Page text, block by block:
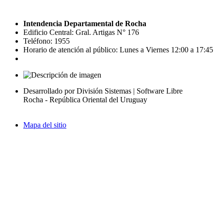
Intendencia Departamental de Rocha
Edificio Central: Gral. Artigas N° 176
Teléfono: 1955
Horario de atención al público: Lunes a Viernes 12:00 a 17:45
Desarrollado por División Sistemas | Software Libre
Rocha - República Oriental del Uruguay
Mapa del sitio